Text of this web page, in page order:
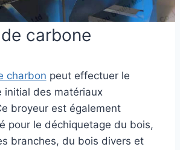
carbone
charbon peut effectuer le
initial des matériaux
broyeur est également
pour le déchiquetage du bois,
branches, du bois divers et